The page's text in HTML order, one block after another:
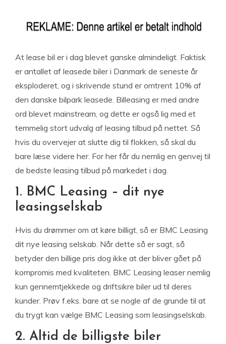
At lease bil er i dag blevet ganske almindeligt. Faktisk
er antallet af leasede biler i Danmark de seneste år
eksploderet, og i skrivende stund er omtrent 10% af
den danske bilpark leasede. Billeasing er med andre
ord blevet mainstream, og dette er også lig med et
temmelig stort udvalg af leasing tilbud på nettet. Så
hvis du overvejer at slutte dig til flokken, så skal du
bare læse videre her. For her får du nemlig en genvej til
de bedste leasing tilbud på markedet i dag.
1. BMC Leasing – dit nye
leasingselskab
Hvis du drømmer om at køre billigt, så er BMC Leasing
dit nye leasing selskab. Når dette så er sagt, så
betyder den billige pris dog ikke at der bliver gået på
kompromis med kvaliteten. BMC Leasing leaser nemlig
kun gennemtjekkede og driftsikre biler ud til deres
kunder. Prøv f.eks. bare at se nogle af de grunde til at
du trygt kan vælge BMC Leasing som leasingselskab.
2. Altid de billigste biler